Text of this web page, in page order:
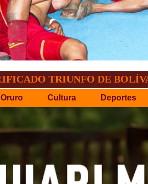
CONVOCATORIA DEL
Oruro Cultura Deportes